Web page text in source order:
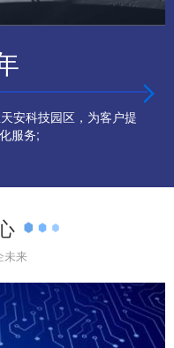
安科技园区，为客户提
服务;

未来